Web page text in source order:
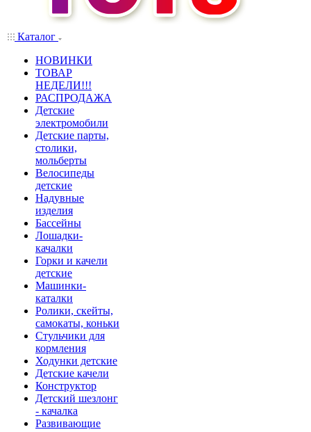
Каталог
НОВИНКИ
ТОВАР
НЕДЕЛИ!!!
РАСПРОДАЖА
Детские
электромобили
Детские парты,
столики,
мольберты
Велосипеды
детские
Надувные
изделия
Бассейны
Лошадки-
качалки
Горки и качели
детские
Машинки-
каталки
Ролики, скейты,
самокаты, коньки
Стульчики для
кормления
Ходунки детские
Детские качели
Конструктор
Детский шезлонг
- качалка
Развивающие